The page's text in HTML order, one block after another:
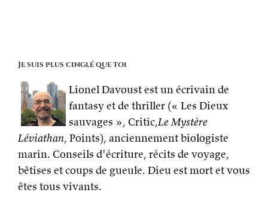
Je suis plus cinglé que toi
Lionel Davoust est un écrivain de
fantasy et de thriller (« Les Dieux
sauvages », Critic,Le Mystère
Léviathan, Points), anciennement biologiste
marin. Conseils d'écriture, récits de voyage,
bêtises et coups de gueule. Dieu est mort et vous
êtes tous vivants.